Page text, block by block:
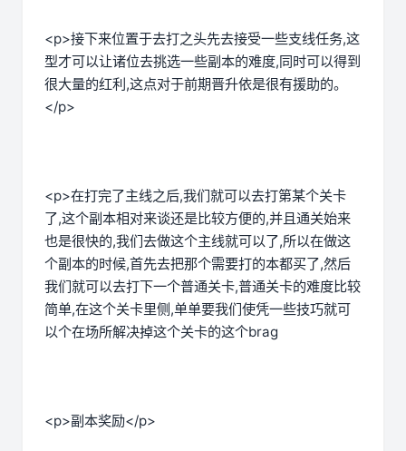
<p>接下来位置于去打之头先去接受一些支线任务,这
型才可以让诸位去挑选一些副本的难度,同时可以得到
很大量的红利,这点对于前期晋升依是很有援助的。
</p>
<p>在打完了主线之后,我们就可以去打第某个关卡
了,这个副本相对来谈还是比较方便的,并且通关始来
也是很快的,我们去做这个主线就可以了,所以在做这
个副本的时候,首先去把那个需要打的本都买了,然后
我们就可以去打下一个普通关卡,普通关卡的难度比较
简单,在这个关卡里侧,单单要我们使凭一些技巧就可
以个在场所解决掉这个关卡的这个brag
<p>副本奖励</p>